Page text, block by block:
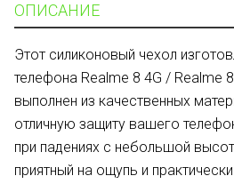
ОПИСАНИЕ
Этот силиконовый чехол
телефона Realme 8 4G / Realme
выполнен из качественных
отличную защиту вашего
при падениях с небольшой
приятный на ощупь и